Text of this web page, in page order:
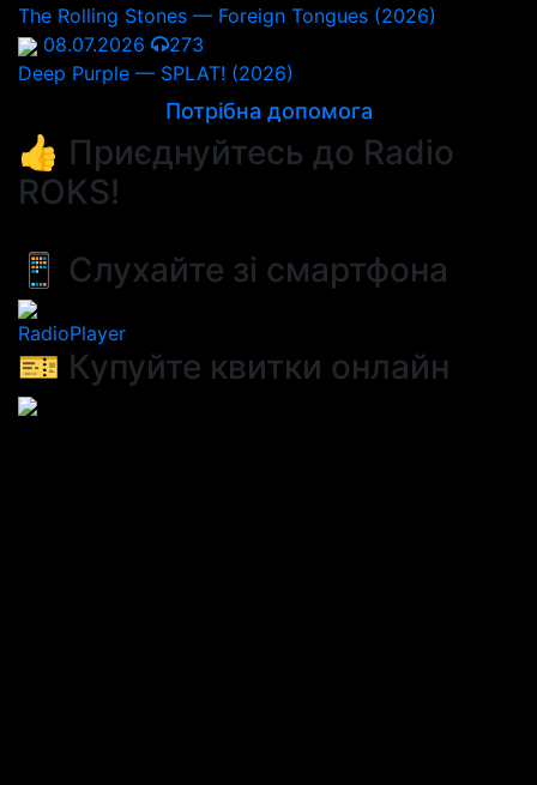
The Rolling Stones — Foreign Tongues (2026)
08.07.2026
273
Deep Purple — SPLAT! (2026)
Потрібна допомога
👍 Приєднуйтесь до Radio
ROKS!
📱 Слухайте зі смартфона
RadioPlayer
🎫 Купуйте квитки онлайн